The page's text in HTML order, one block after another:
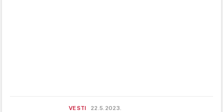
VESTI 22.5.2023.